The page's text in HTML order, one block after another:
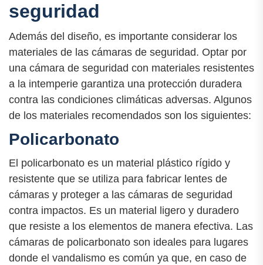
seguridad
Además del diseño, es importante considerar los
materiales de las cámaras de seguridad. Optar por
una cámara de seguridad con materiales resistentes
a la intemperie garantiza una protección duradera
contra las condiciones climáticas adversas. Algunos
de los materiales recomendados son los siguientes:
Policarbonato
El policarbonato es un material plástico rígido y
resistente que se utiliza para fabricar lentes de
cámaras y proteger a las cámaras de seguridad
contra impactos. Es un material ligero y duradero
que resiste a los elementos de manera efectiva. Las
cámaras de policarbonato son ideales para lugares
donde el vandalismo es común ya que, en caso de